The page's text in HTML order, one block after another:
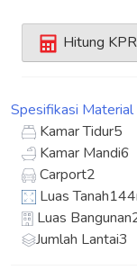
Hitung KPR
Spesifikasi Material
Kamar Tidur5
Kamar Mandi6
Carport2
Luas Tanah
Luas Bangunan
Jumlah Lantai3